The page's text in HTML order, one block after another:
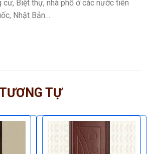
cư, Biệt thự, nhà phố ở các nước tiên
Nhật Bản…
TỰ